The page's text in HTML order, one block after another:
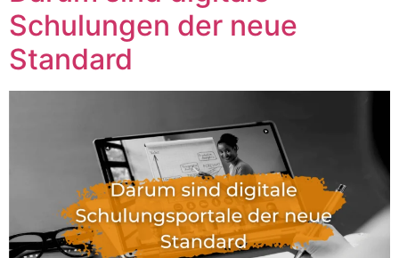
Schulungen der neue
Standard